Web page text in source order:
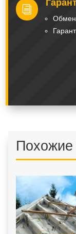
i
Похожие